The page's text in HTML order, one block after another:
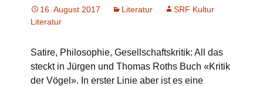
16. August 2017 Literatur
SRF Kultur
Literatur
Satire, Philosophie, Gesellschaftskritik: All das
steckt in Jürgen und Thomas Roths Buch «Kritik
der Vögel». In erster Linie aber ist es eine